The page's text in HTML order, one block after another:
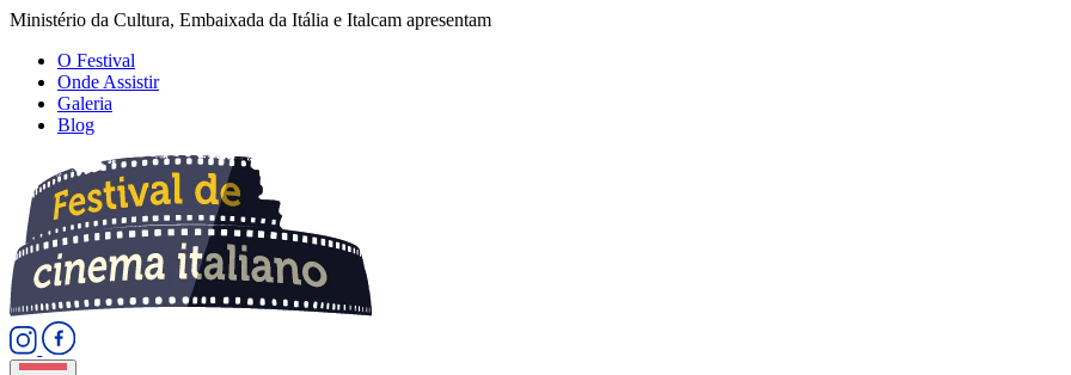
Ministério da Cultura, Embaixada da Itália e Italcam apresentam
O Festival
Onde Assistir
Galeria
Blog